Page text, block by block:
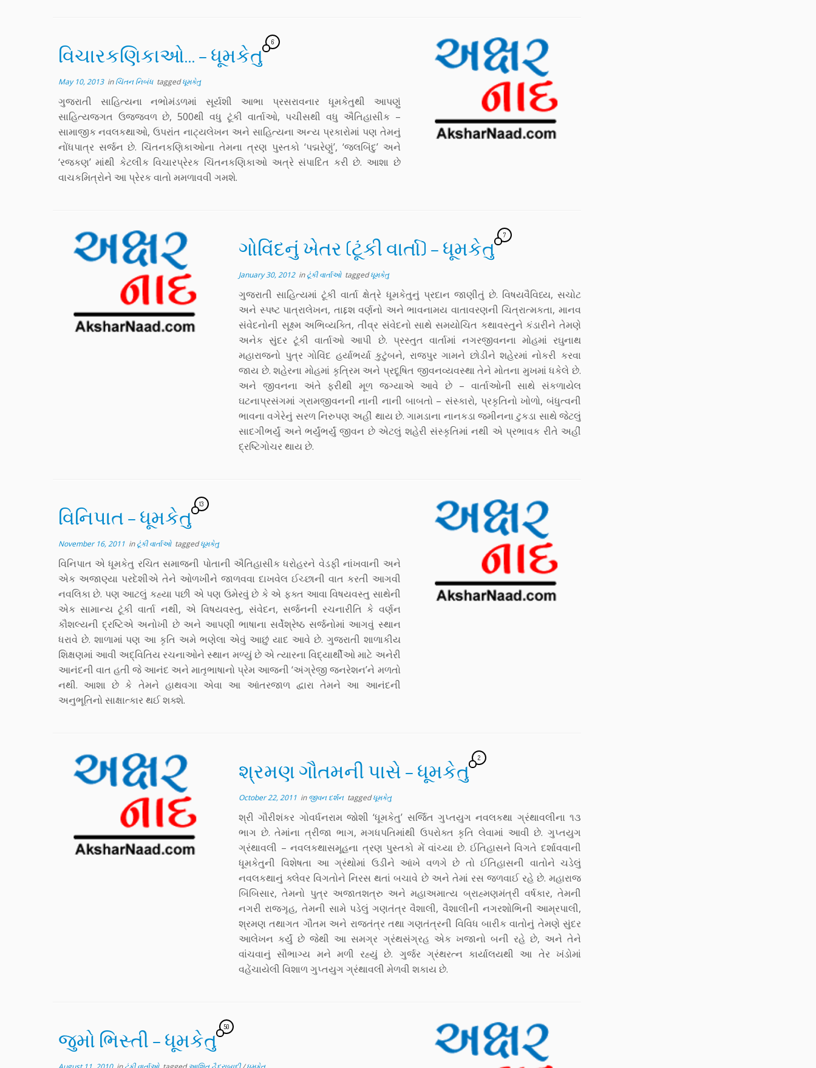
વિચારકણિકાઓ… – ધૂમકેતુ
6
May 10, 2013inચિંતન નિબંધ taggedધૂમકેતુ
ગુજરાતી સાહિત્યના નભોમંડળમાં સૂર્યશી આભા પ્રસરાવનાર ધૂમકેતુથી આપણું
સાહિત્યજગત ઉજ્જવળ છે, 500થી વધુ ટૂંકી વાર્તાઓ, પચીસથી વધુ ઐતિહાસીક –
સામાજીક નવલકથાઓ, ઉપરાંત નાટ્યલેખન અને સાહિત્યના અન્ય પ્રકારોમાં પણ તેમનું
નોંધપાત્ર સર્જન છે. ચિંતનકણિકાઓના તેમના ત્રણ પુસ્તકો ‘પદ્મરેણું’, ‘જલબિંદુ’ અને
‘રજકણ’ માંથી કેટલીક વિચારપ્રેરક ચિંતનકણિકાઓ અત્રે સંપાદિત કરી છે. આશા છે
વાચકમિત્રોને આ પ્રેરક વાતો મમળાવવી ગમશે.
ગોવિંદનું ખેતર (ટૂંકી વાર્તા) – ધૂમકેતુ
7
January 30, 2012inટૂંકી વાર્તાઓ taggedધૂમકેતુ
ગુજરાતી સાહિત્યમાં ટૂંકી વાર્તા ક્ષેત્રે ધૂમકેતુનું પ્રદાન જાણીતું છે. વિષયવૈવિધ્ય, સચોટ
અને સ્પષ્ટ પાત્રાલેખન, તાદ્દશ વર્ણનો અને ભાવનામય વાતાવરણની ચિત્રાત્મકતા, માનવ
સંવેદનોની સૂક્ષ્મ અભિવ્યક્તિ, તીવ્ર સંવેદનો સાથે સમયોચિત કથાવસ્તુને કંડારીને તેમણે
અનેક સુંદર ટૂંકી વાર્તાઓ આપી છે. પ્રસ્તુત વાર્તામાં નગરજીવનના મોહમાં રઘુનાથ
મહારાજનો પુત્ર ગોવિંદ હર્યાભર્યા કુટુંબને, રાજપુર ગામને છોડીને શહેરમાં નોકરી કરવા
જાય છે. શહેરના મોહમાં કૃત્રિમ અને પ્રદૂષિત જીવનવ્યવસ્થા તેને મોતના મુખમાં ધકેલે છે.
અને જીવનના અંતે ફરીથી મૂળ જગ્યાએ આવે છે – વાર્તાઓની સાથે સંકળાયેલ
ઘટનાપ્રસંગમાં ગ્રામજીવનની નાની નાની બાબતો – સંસ્કારો, પ્રકૃતિનો ખોળો, બંધુત્વની
ભાવના વગેરેનું સરળ નિરુપણ અહીં થાય છે. ગામડાના નાનકડા જમીનના ટુકડા સાથે જેટલું
સાદગીભર્યું અને ભર્યુંભર્યું જીવન છે એટલું શહેરી સંસ્કૃતિમાં નથી એ પ્રભાવક રીતે અહીં
દ્રષ્ટિગોચર થાય છે.
વિનિપાત – ધૂમકેતુ
13
November 16, 2011inટૂંકી વાર્તાઓ taggedધૂમકેતુ
વિનિપાત એ ધૂમકેતુ રચિત સમાજની પોતાની ઐતિહાસીક ધરોહરને વેડફી નાંખવાની અને
એક અજાણ્યા પરદેશીએ તેને ઓળખીને જાળવવા દાખવેલ ઈચ્છાની વાત કરતી આગવી
નવલિકા છે. પણ આટલું કહ્યા પછી એ પણ ઉમેરવું છે કે એ ફક્ત આવા વિષયવસ્તુ સાથેની
એક સામાન્ય ટૂંકી વાર્તા નથી, એ વિષયવસ્તુ, સંવેદન, સર્જનની રચનારીતિ કે વર્ણન
કૌશલ્યની દ્રષ્ટિએ અનોખી છે અને આપણી ભાષાના સર્વેશ્રેષ્ઠ સર્જનોમાં આગવું સ્થાન
ધરાવે છે. શાળામાં પણ આ કૃતિ અમે ભણેલા એવું આછું યાદ આવે છે. ગુજરાતી શાળાકીય
શિક્ષણમાં આવી અદ્વિતિય રચનાઓને સ્થાન મળ્યું છે એ ત્યારના વિદ્યાર્થીઓ માટે અનેરી
આનંદની વાત હતી જે આનંદ અને માતૃભાષાનો પ્રેમ આજની ‘અંગ્રેજી જનરેશન’ને મળતો
નથી. આશા છે કે તેમને હાથવગા એવા આ આંતરજાળ દ્વારા તેમને આ આનંદની
અનુભૂતિનો સાક્ષાત્કાર થઈ શક્શે.
શ્રમણ ગૌતમની પાસે – ધૂમકેતુ
2
October 22, 2011 inજીવન દર્શન taggedધૂમકેતુ
શ્રી ગૌરીશંકર ગોવર્ધનરામ જોશી ‘ધૂમકેતુ’ સર્જિત ગુપ્તયુગ નવલકથા ગ્રંથાવલીના ૧૩
ભાગ છે. તેમાંના ત્રીજા ભાગ, મગધપતિમાંથી ઉપરોક્ત કૃતિ લેવામાં આવી છે. ગુપ્તયુગ
ગ્રંથાવલી – નવલકથાસમૂહના ત્રણ પુસ્તકો મેં વાંચ્યા છે. ઈતિહાસને વિગતે દર્શાવવાની
ધૂમકેતુની વિશેષતા આ ગ્રંથોમાં ઉડીને આંખે વળગે છે તો ઈતિહાસની વાતોને ચડેલું
નવલકથાનું ક્લેવર વિગતોને નિરસ થતાં બચાવે છે અને તેમાં રસ જળવાઈ રહે છે. મહારાજ
બિંબિસાર, તેમનો પુત્ર અજાતશત્રુ અને મહાઅમાત્ય બ્રાહ્મણમંત્રી વર્ષકાર, તેમની
નગરી રાજગૃહ, તેમની સામે પડેલું ગણતંત્ર વૈશાલી, વૈશાલીની નગરશોભિની આમ્રપાલી,
શ્રમણ તથાગત ગૌતમ અને રાજતંત્ર તથા ગણતંત્રની વિવિધ બારીક વાતોનું તેમણે સુંદર
આલેખન કર્યું છે જેથી આ સમગ્ર ગ્રંથસંગ્રહ એક ખજાનો બની રહે છે, અને તેને
વાંચવાનું સૌભાગ્ય મને મળી રહ્યું છે. ગુર્જર ગ્રંથરત્ન કાર્યાલયથી આ તેર ખંડોમાં
વહેંચાયેલી વિશાળ ગુપ્તયુગ ગ્રંથાવલી મેળવી શકાય છે.
જુમો ભિસ્તી – ધૂમકેતુ
50